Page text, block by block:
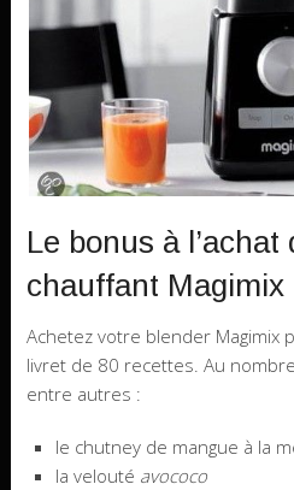
Le bonus à l’achat
chauffant Magimix
Achetez votre blender Magimix
livret de 80 recettes. Au
entre autres :
le chutney de mangue à la
la velouté avococo